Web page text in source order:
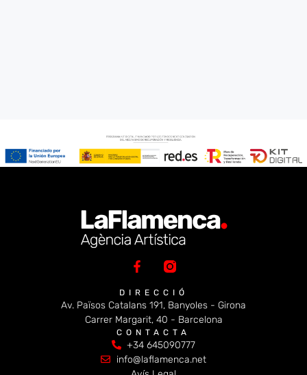
DIRECCIÓ
Av. Països Catalans 191, Banyoles - Girona
Carrer Margarit, 40 - Barcelona
CONTACTA
+34 645090777
info@laflamenca.net